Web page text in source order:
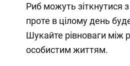
Риб можуть зіткнутися
проте в цілому день
Шукайте рівноваги між
особистим життям.